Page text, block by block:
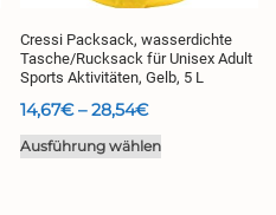
werden
Cressi Packsack, wasserdichte
Tasche/Rucksack für Unisex Adult
Sports Aktivitäten, Gelb, 5 L
14,67€ –28,54€Preisspanne:
14,67€
bis
Ausführung wählenDieses